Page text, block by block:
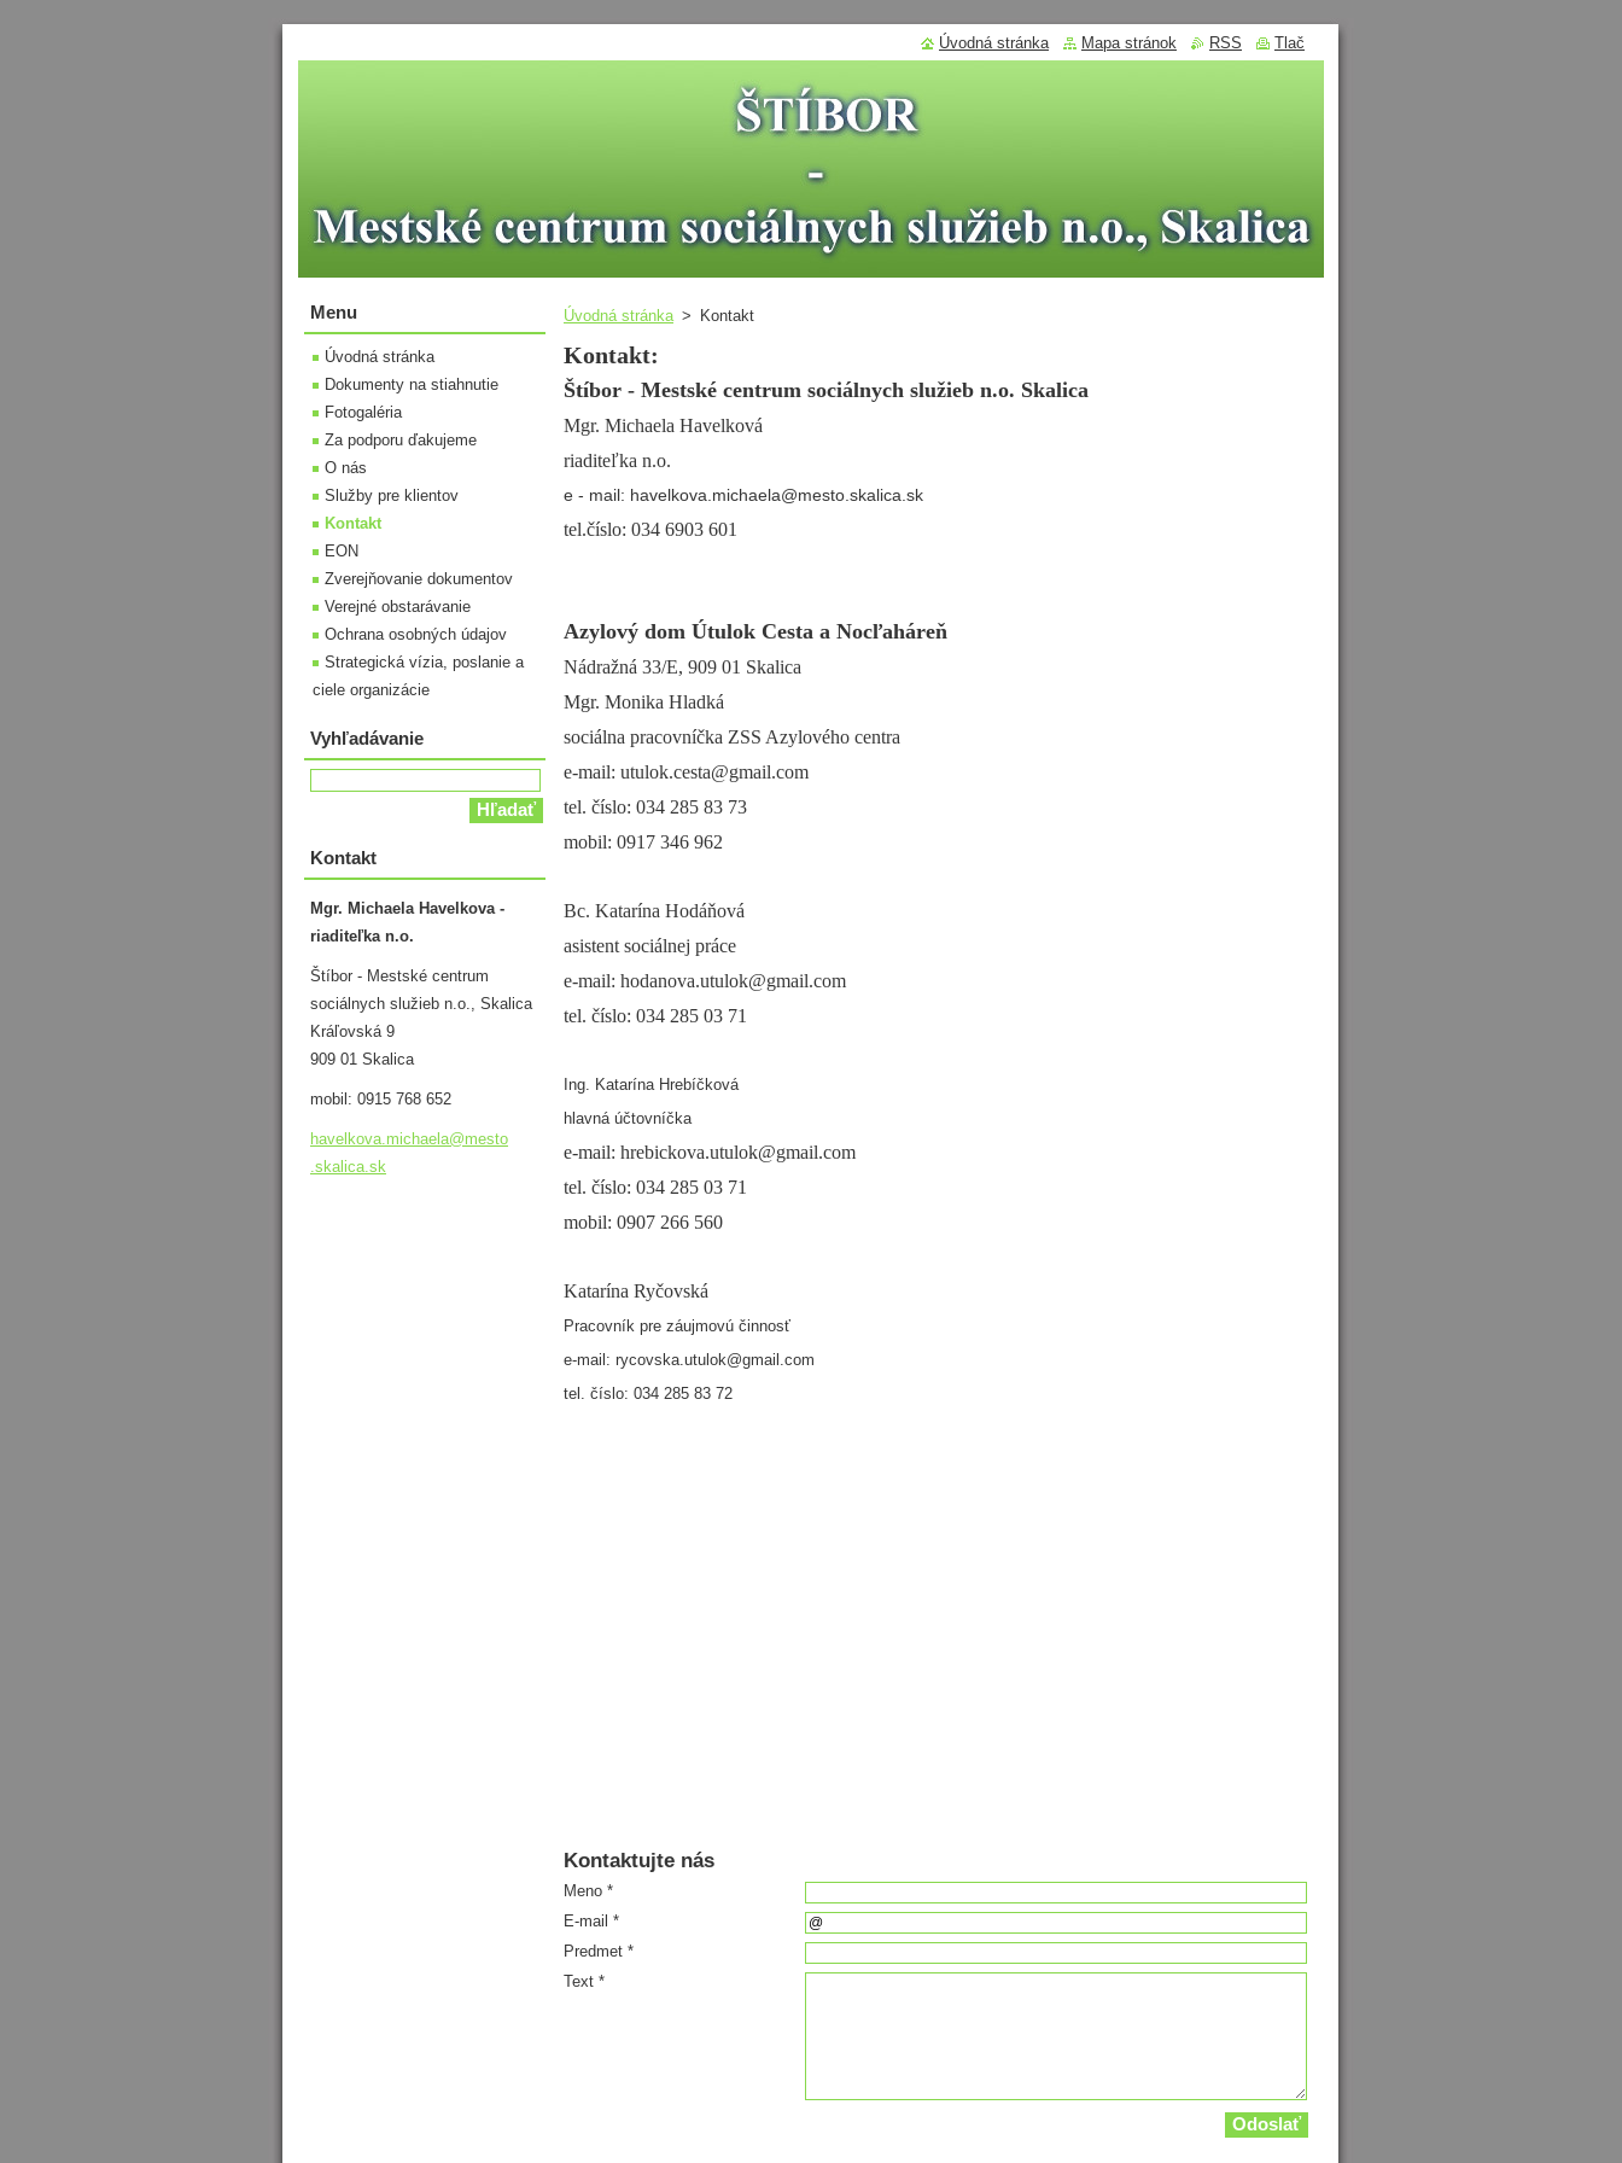
Úvodná stránka > Kontakt
Kontakt:
Štíbor - Mestské centrum sociálnych služieb n.o. Skalica
Mgr. Michaela Havelková
riaditeľka n.o.
e - mail: havelkova.michaela@mesto.skalica.sk
tel.číslo: 034 6903 601
Azylový dom Útulok Cesta a Nocľaháreň
Nádražná 33/E, 909 01 Skalica
Mgr. Monika Hladká
sociálna pracovníčka ZSS Azylového centra
e-mail: utulok.cesta@gmail.com
tel. číslo: 034 285 83 73
mobil: 0917 346 962
Bc. Katarína Hodáňová
asistent sociálnej práce
e-mail: hodanova.utulok@gmail.com
tel. číslo: 034 285 03 71
Ing. Katarína Hrebíčková
hlavná účtovníčka
e-mail: hrebickova.utulok@gmail.com
tel. číslo: 034 285 03 71
mobil: 0907 266 560
Katarína Ryčovská
Pracovník pre záujmovú činnosť
e-mail: rycovska.utulok@gmail.com
tel. číslo: 034 285 83 72
Kontaktujte nás
Meno *
E-mail *
Predmet *
Text *
Menu
Úvodná stránka
Dokumenty na stiahnutie
Fotogaléria
Za podporu ďakujeme
O nás
Služby pre klientov
Kontakt
EON
Zverejňovanie dokumentov
Verejné obstarávanie
Ochrana osobných údajov
Strategická vízia, poslanie a
ciele organizácie
Vyhľadávanie
Kontakt
Mgr. Michaela Havelkova -
riaditeľka n.o.
Štíbor - Mestské centrum
sociálnych služieb n.o., Skalica
Kráľovská 9
909 01 Skalica
mobil: 0915 768 652
havelkova.michae la@mesto
.skalica.sk
Úvodná stránka Mapa stránok RSS Tlač